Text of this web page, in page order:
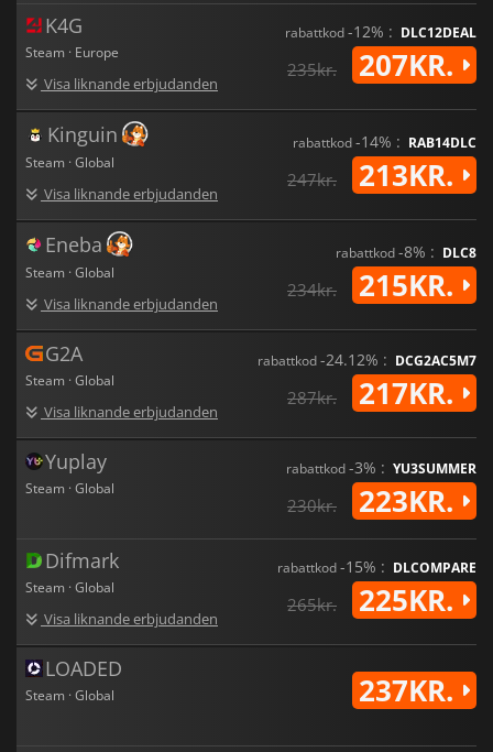
K4G
Steam · Europe
Visa liknande erbjudanden
rabattkod-12% : DLC12DEAL
235kr. 207KR.
Kinguin
Steam · Global
Visa liknande erbjudanden
rabattkod-14% : RAB14DLC
247kr. 213KR.
Eneba
Steam · Global
Visa liknande erbjudanden
rabattkod-8% : DLC8
234kr. 215KR.
G2A
Steam · Global
Visa liknande erbjudanden
rabattkod-24.12% : DCG2AC5M7
287kr. 217KR.
Yuplay
Steam · Global
rabattkod-3% : YU3SUMMER
230kr. 223KR.
Difmark
Steam · Global
Visa liknande erbjudanden
rabattkod-15% : DLCOMPARE
265kr. 225KR.
LOADED
Steam · Global 237KR.